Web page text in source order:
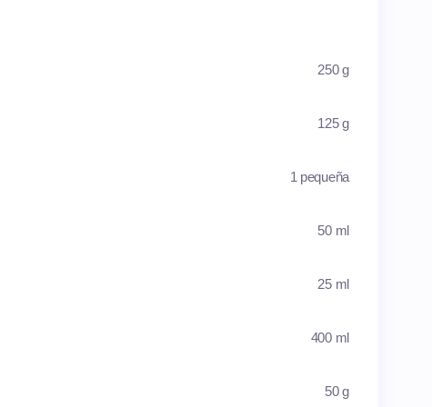
250 g
125 g
1 pequeña
50 ml
25 ml
400 ml
50 g